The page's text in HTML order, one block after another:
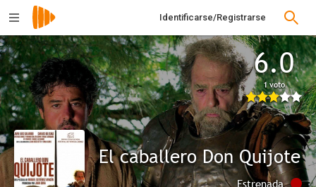
Identificarse/Registrarse
6.0
1 voto
El caballero Don Quijote
Estrenada